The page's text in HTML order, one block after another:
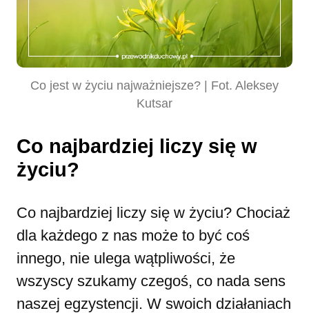
Co jest w życiu najważniejsze? | Fot. Aleksey
Kutsar
Co najbardziej liczy się w
życiu?
Co najbardziej liczy się w życiu? Chociaż
dla każdego z nas może to być coś
innego, nie ulega wątpliwości, że
wszyscy szukamy czegoś, co nada sens
naszej egzystencji. W swoich działaniach